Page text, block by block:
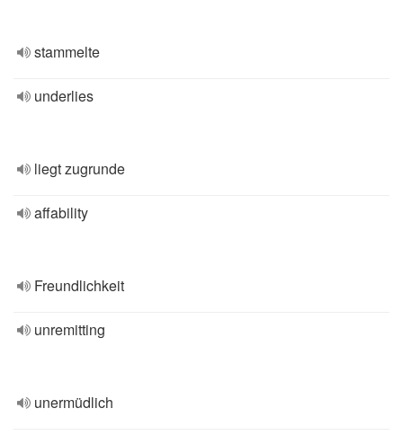
stammelte
underlies
liegt zugrunde
affability
Freundlichkeit
unremitting
unermüdlich